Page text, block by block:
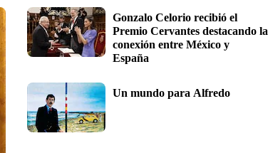
Gonzalo Celorio recibió el
Premio Cervantes destacando la
conexión entre México y
España
Un mundo para Alfredo